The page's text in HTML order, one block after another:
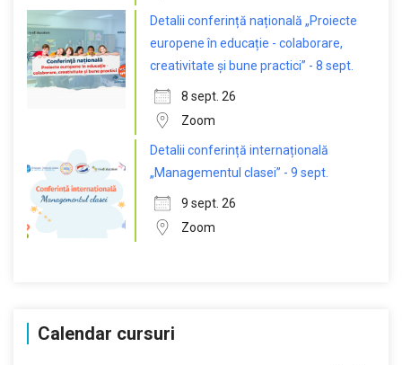
Detalii conferință națională „Proiecte
europene în educație - colaborare,
creativitate și bune practici” - 8 sept.
8 sept. 26
Zoom
Detalii conferință internațională
„Managementul clasei” - 9 sept.
9 sept. 26
Zoom
Calendar cursuri